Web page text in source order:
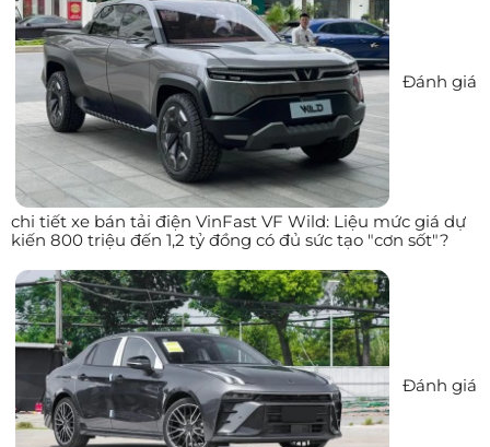
Đánh giá
chi tiết xe bán tải điện VinFast VF Wild: Liệu mức giá dự
kiến 800 triệu đến 1,2 tỷ đồng có đủ sức tạo "cơn sốt"?
Đánh giá